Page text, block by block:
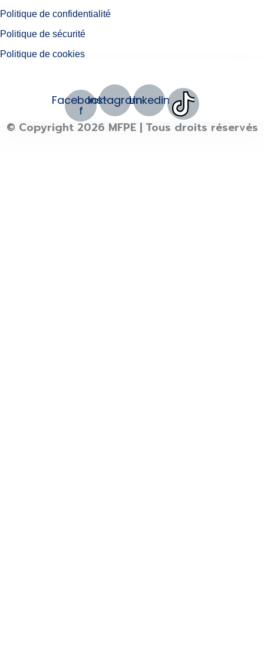
Politique de confidentialité
Politique de sécurité
Politique de cookies
Facebook-
f
InstagramLinkedin
© Copyright 2026 MFPE | Tous droits réservés